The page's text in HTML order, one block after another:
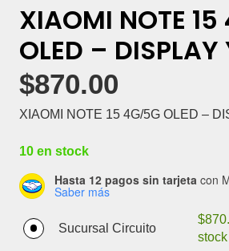
XIAOMI NOTE
OLED – DISPLAY
$870.00
XIAOMI NOTE 15 4G/5G OLED –
10 en stock
Hasta 12 pagos sin tarjeta con
Saber más
Sucursal Circuito
$
stock